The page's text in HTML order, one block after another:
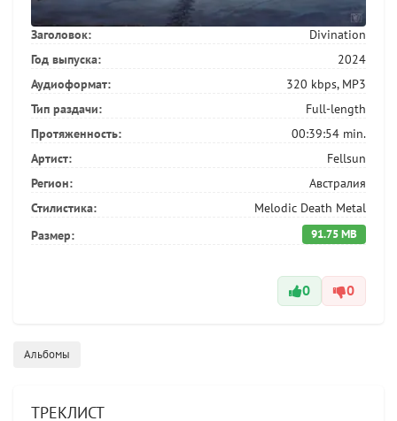
Заголовок:
Divination
Год выпуска:
2024
Аудиоформат:
320 kbps, MP3
Тип раздачи:
Full-length
Протяженность:
00:39:54 min.
Артист:
Fellsun
Регион:
Австралия
Стилистика:
Melodic Death Metal
Размер:
91.75 MB
0 0
Альбомы
ТРЕКЛИСТ